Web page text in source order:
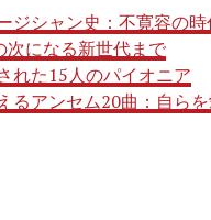
ジシャン史：不寛容の
次になる新世代まで
れた15人のパイオニア
るアンセム20曲：自ら